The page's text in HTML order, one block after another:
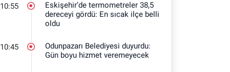
10:55
Eskişehir’de termometreler 38,5
dereceyi gördü: En sıcak ilçe belli
oldu
10:45
Odunpazarı Belediyesi duyurdu:
Gün boyu hizmet veremeyecek